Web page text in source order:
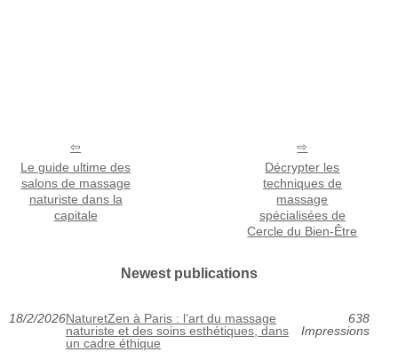
Le guide ultime des
salons de massage
naturiste dans la
capitale
Décrypter les
techniques de
massage
spécialisées de
Cercle du Bien-Être
Newest publications
18/2/2026NaturetZen à Paris : l’art du massage
naturiste et des soins esthétiques, dans
un cadre éthique
638
Impressions